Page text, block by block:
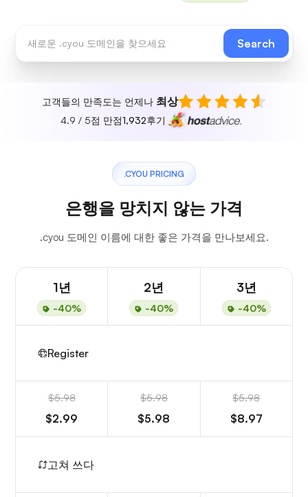
Search
고객들의 만족도는 언제나 최상
4.9 / 5점 만점1,932후기
.CYOU PRICING
은행을 망치지 않는 가격
.cyou 도메인 이름에 대한 좋은 가격을 만나보세요.
1년
-40%
2년
-40%
3년
-40%
Register
$5.98
$2.99
$5.98
$5.98
$5.98
$8.97
고쳐 쓰다